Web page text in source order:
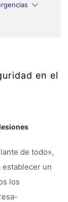
en el
de todo»,
establecer un
los